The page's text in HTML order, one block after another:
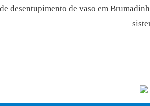
desentupimento de vaso em